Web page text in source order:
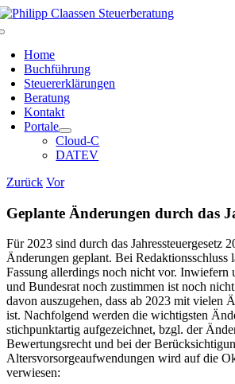
Zum
Home
Buchführung
Steuererklärungen
Beratung
Kontakt
Portale
Cloud-C
DATEV
Zurück Vor
Geplante Änderungen durch das
Für 2023 sind durch das Jahressteuergesetz
Änderungen geplant. Bei Redaktionsschluss
Fassung allerdings noch nicht vor. Inwiefern
und Bundesrat noch zustimmen ist noch
davon auszugehen, dass ab 2023 mit vielen
ist. Nachfolgend werden die wichtigsten
stichpunktartig aufgezeichnet, bzgl. der
Bewertungsrecht und bei der
Altersvorsorgeaufwendungen wird auf die
verwiesen: